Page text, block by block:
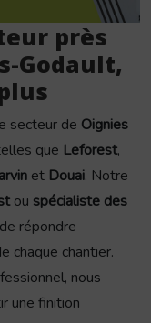
près
Godault,
secteur de Oignies
que Leforest,
et Douai. Notre
ou spécialiste des
répondre
chaque chantier.
nous
une finition